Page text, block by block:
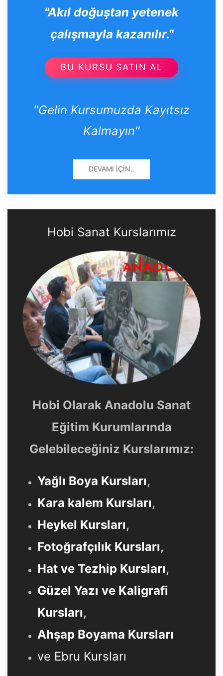
"Akıl doğuştan yetenek
çalışmayla kazanılır."
BU KURSU SATIN AL
"Gelin Kursumuzda Kayıtsız
Kalmayın"
DEVAMI İÇIN..
Hobi Sanat Kurslarımız
Hobi Olarak Anadolu Sanat
Eğitim Kurumlarında
Gelebileceğiniz Kurslarımız:
Yağlı Boya Kursları,
Kara kalem Kursları,
Heykel Kursları,
Fotoğrafçılık Kursları,
Hat ve Tezhip Kursları,
Güzel Yazı ve Kaligrafi
Kursları,
Ahşap Boyama Kursları
ve Ebru Kursları